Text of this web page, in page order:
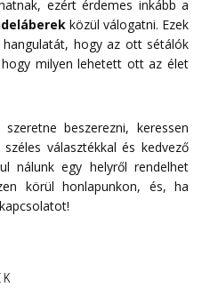
ezért érdemes inkább a
közül válogatni. Ezek
hogy az ott sétálók
milyen lehetett ott az élet
szeretne beszerezni, keressen
választékkal és kedvező
nálunk egy helyről rendelhet
körül honlapunkon, és, ha
kapcsolatot!